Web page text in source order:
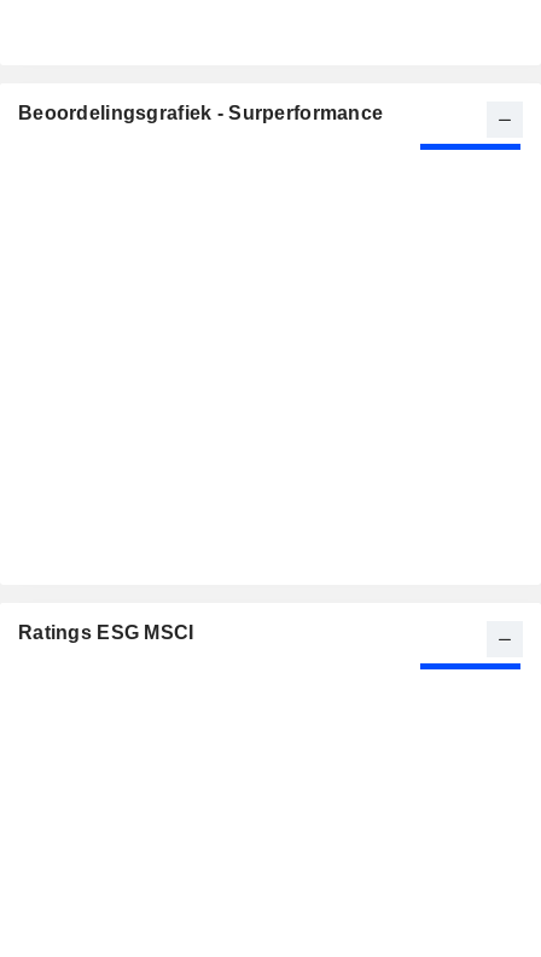
Beoordelingsgrafiek - Surperformance
Ratings ESG MSCI